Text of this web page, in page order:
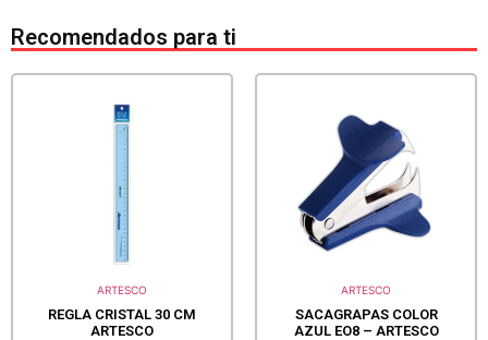
Recomendados para ti
ARTESCO
REGLA CRISTAL 30 CM
ARTESCO
ARTESCO
SACAGRAPAS COLOR
AZUL EO8 – ARTESCO